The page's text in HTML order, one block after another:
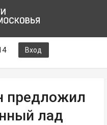
Вход
предложил
лад